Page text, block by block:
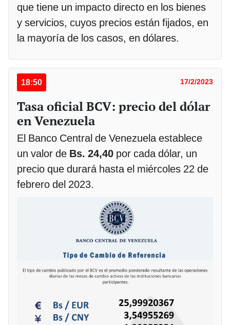
que tiene un impacto directo en los bienes
y servicios, cuyos precios están fijados, en
la mayoría de los casos, en dólares.
18:50 17/2/2023
Tasa oficial BCV: precio del dólar
en Venezuela
El Banco Central de Venezuela establece
un valor de Bs. 24,40 por cada dólar, un
precio que durará hasta el miércoles 22 de
febrero del 2023.